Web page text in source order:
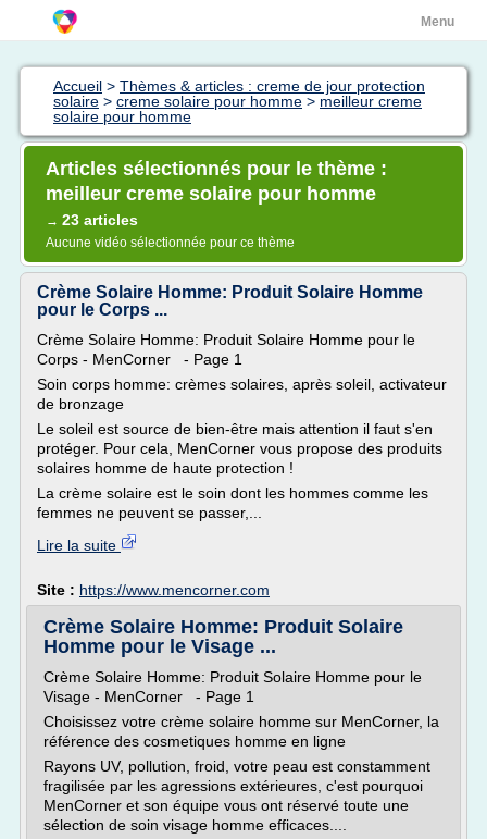
Menu
Accueil > Thèmes & articles : creme de jour protection
solaire > creme solaire pour homme > meilleur creme
solaire pour homme
Articles sélectionnés pour le thème :
meilleur creme solaire pour homme
→ 23 articles
Aucune vidéo sélectionnée pour ce thème
Crème Solaire Homme: Produit Solaire Homme
pour le Corps ...
Crème Solaire Homme: Produit Solaire Homme pour le
Corps - MenCorner - Page 1
Soin corps homme: crèmes solaires, après soleil, activateur
de bronzage
Le soleil est source de bien-être mais attention il faut s'en
protéger. Pour cela, MenCorner vous propose des produits
solaires homme de haute protection !
La crème solaire est le soin dont les hommes comme les
femmes ne peuvent se passer,...
Lire la suite
Site : https://www.mencorner.com
Crème Solaire Homme: Produit Solaire
Homme pour le Visage ...
Crème Solaire Homme: Produit Solaire Homme pour le
Visage - MenCorner - Page 1
Choisissez votre crème solaire homme sur MenCorner, la
référence des cosmetiques homme en ligne
Rayons UV, pollution, froid, votre peau est constamment
fragilisée par les agressions extérieures, c'est pourquoi
MenCorner et son équipe vous ont réservé toute une
sélection de soin visage homme efficaces....